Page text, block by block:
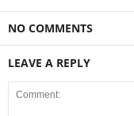
NO COMMENTS
LEAVE A REPLY